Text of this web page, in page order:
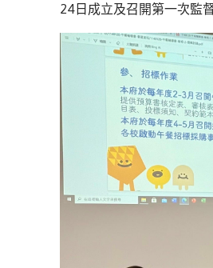
24日成立及召開第一次監